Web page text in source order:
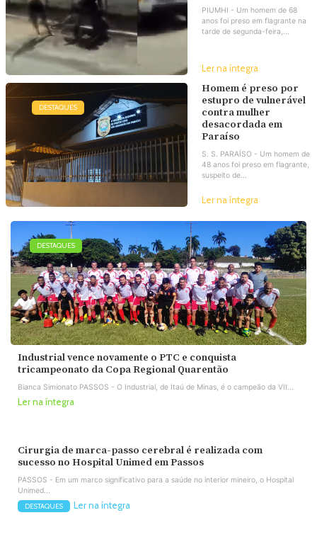
PIUMHI - Um homem de 68
anos foi preso em flagrante na
tarde de segunda-feira,...
Ler na íntegra
DESTAQUES
Homem é preso por
estupro de vulnerável
contra mulher
desacordada em
Paraíso
S. S. PARAÍSO - Um homem de
48 anos foi preso em flagrante,
suspeito de...
Ler na íntegra
DESTAQUES
Industrial vence novamente o PTC e conquista
tricampeonato da Copa Regional Quarentão
Bianca Simionato PASSOS - O Industrial, de Itaú de Minas, é o campeão da VII...
Ler na íntegra
Cirurgia de marca-passo cerebral é realizada com
sucesso no Hospital Unimed em Passos
PASSOS - Em um marco significativo para a saúde no interior mineiro, o Hospital
Unimed...
DESTAQUES Ler na íntegra